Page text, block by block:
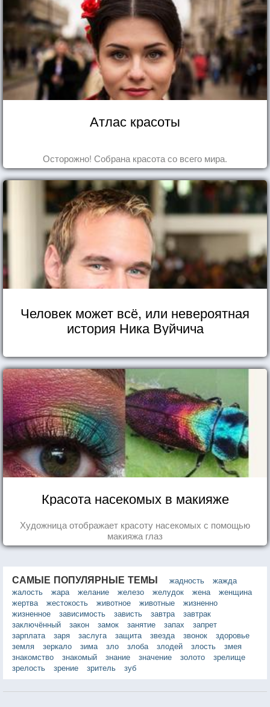
Атлас красоты
Осторожно! Собрана красота со всего мира.
Человек может всё, или невероятная
история Ника Вуйчича
Красота насекомых в макияже
Художница отображает красоту насекомых с помощью
макияжа глаз
САМЫЕ ПОПУЛЯРНЫЕ ТЕМЫ жадность
жажда
жалость
жара желание железо желудок жена
женщина
жертва
жестокость животное животные
жизненно
жизненное
зависимость зависть завтра
завтрак
заключённый
закон замок занятие запах
запрет
зарплата
заря заслуга защита звезда звонок
здоровье
земля
зеркало зима зло злоба злодей злость
змея
знакомство
знакомый знание значение золото
зрелище
зрелость
зрение зритель зуб